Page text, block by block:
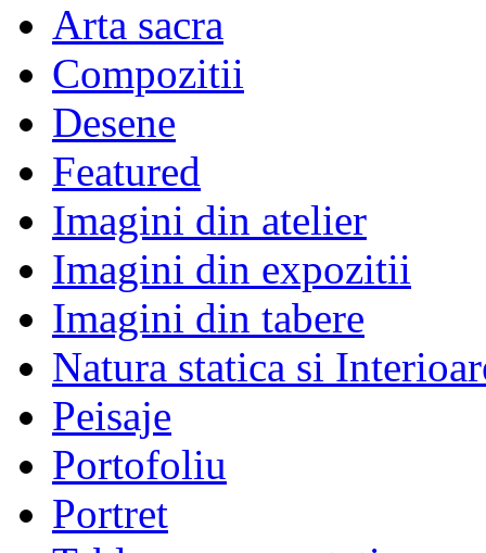
Arta sacra
Compozitii
Desene
Featured
Imagini din atelier
Imagini din expozitii
Imagini din tabere
Natura statica si
Peisaje
Portofoliu
Portret